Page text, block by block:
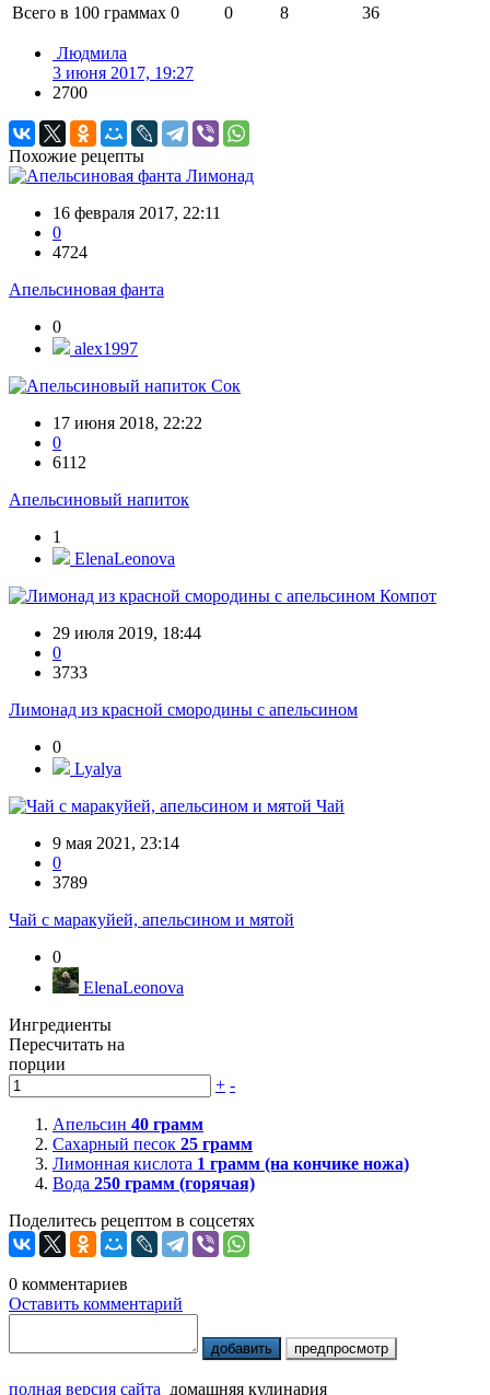
Всего в 100 граммах 0 0 8 36
Людмила
3 июня 2017, 19:27
2700
Похожие рецепты
Лимонад
16 февраля 2017, 22:11
0
4724
Апельсиновая фанта
0
alex1997
Сок
17 июня 2018, 22:22
0
6112
Апельсиновый напиток
1
ElenaLeonova
Компот
29 июля 2019, 18:44
0
3733
Лимонад из красной смородины с апельсином
0
Lyalya
Чай
9 мая 2021, 23:14
0
3789
Чай с маракуйей, апельсином и мятой
0
ElenaLeonova
Ингредиенты
Пересчитать на
порции
+ -
Апельсин 40 грамм
Сахарный песок 25 грамм
Лимонная кислота 1 грамм (на кончике ножа)
Вода 250 грамм (горячая)
Поделитесь рецептом в соцсетях
0 комментариев
Оставить комментарий
добавить предпросмотр
полная версия сайта домашняя кулинария